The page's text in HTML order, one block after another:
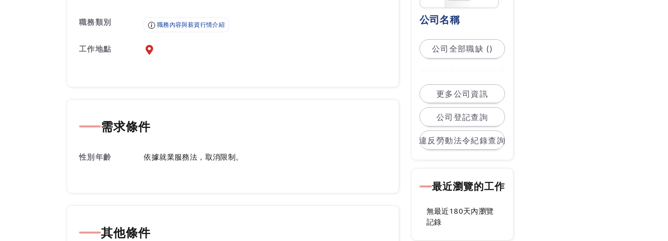
職務類別 職務內容與薪資行情介紹
工作地點 前往查看地圖
需求條件
性別年齡 依據就業服務法，取消限制。
其他條件
公司名稱
公司全部職缺 ()
更多公司資訊
公司登記查詢
違反勞動法令紀錄查詢
最近瀏覽的工作
無最近180天內瀏覽
記錄